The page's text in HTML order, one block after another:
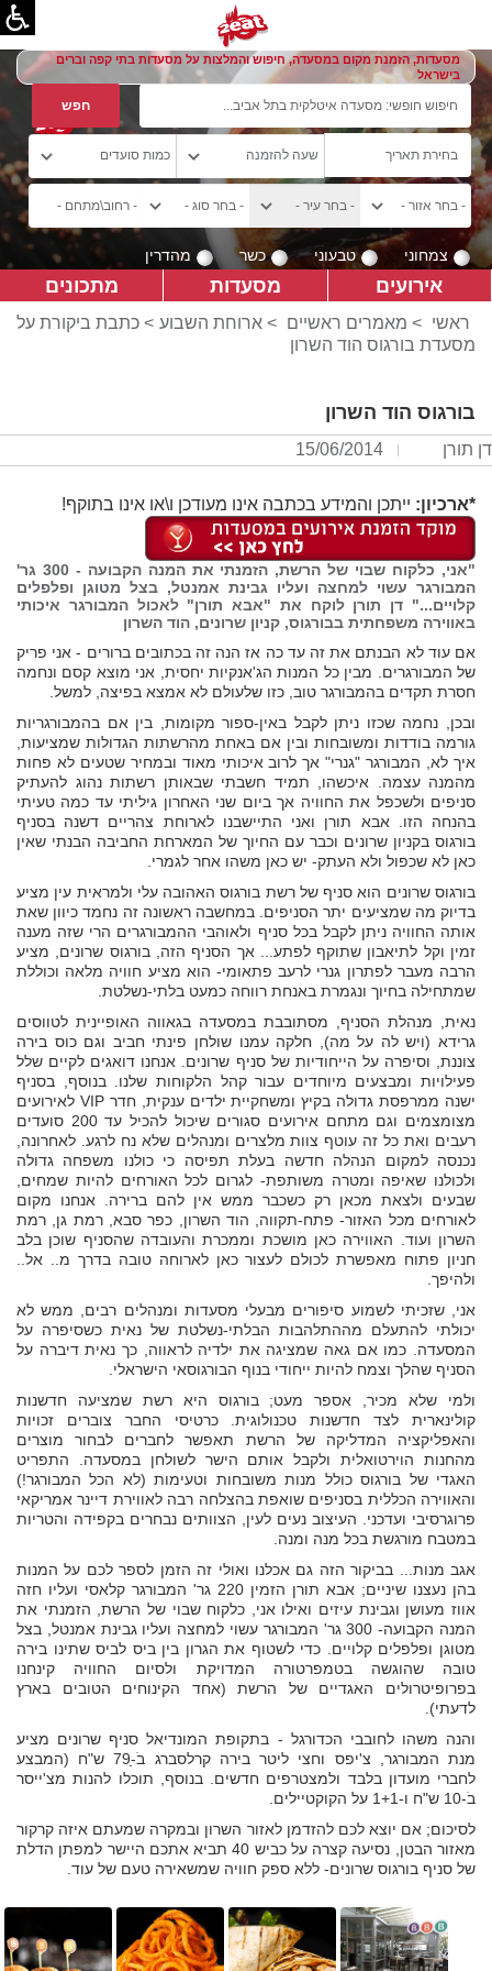
מסעדות, הזמנת מקום במסעדה, חיפוש והמלצות על מסעדות בתי קפה וברים
בישראל
צמחוני טבעוני כשר מהדרין
אירועים מסעדות מתכונים
ראשי > מאמרים ראשיים > ארוחת השבוע > כתבת ביקורת על
מסעדת בורגוס הוד השרון
בורגוס הוד השרון
דן תורן 15/06/2014
*ארכיון: ייתכן והמידע בכתבה אינו מעודכן ו\או אינו בתוקף!
"אני, כלקוח שבוי של הרשת, הזמנתי את המנה הקבועה - 300 גר'
המבורגר עשוי למחצה ועליו גבינת אמנטל, בצל מטוגן ופלפלים
קלויים..." דן תורן לוקח את "אבא תורן" לאכול המבורגר איכותי
באווירה משפחתית בבורגוס, קניון שרונים, הוד השרון
אם עוד לא הבנתם את זה עד כה אז הנה זה בכתובים ברורים - אני פריק
של המבורגרים. מבין כל המנות הג'אנקיות יחסית, אני מוצא קסם ונחמה
חסרת תקדים בהמבורגר טוב, כזו שלעולם לא אמצא בפיצה, למשל.
ובכן, נחמה שכזו ניתן לקבל באין-ספור מקומות, בין אם בהמבורגריות
גורמה בודדות ומשובחות ובין אם באחת מהרשתות הגדולות שמציעות,
איך לא, המבורגר "גנרי" אך לרוב איכותי מאוד ובמחיר שטעים לא פחות
מהמנה עצמה. איכשהו, תמיד חשבתי שבאותן רשתות נהוג להעתיק
סניפים ולשכפל את החוויה אך ביום שני האחרון גיליתי עד כמה טעיתי
בהנחה הזו. אבא תורן ואני התיישבנו לארוחת צהריים דשנה בסניף
בורגוס בקניון שרונים וכבר עם החיוך של המארחת החביבה הבנתי שאין
כאן לא שכפול ולא העתק- יש כאן משהו אחר לגמרי.
בורגוס שרונים הוא סניף של רשת בורגוס האהובה עלי ולמראית עין מציע
בדיוק מה שמציעים יתר הסניפים. במחשבה ראשונה זה נחמד כיוון שאת
אותה החוויה ניתן לקבל בכל סניף ולאוהבי ההמבורגרים הרי שזה מענה
זמין וקל לתיאבון שתוקף לפתע... אך הסניף הזה, בורגוס שרונים, מציע
הרבה מעבר לפתרון גנרי לרעב פתאומי- הוא מציע חוויה מלאה וכוללת
שמתחילה בחיוך ונגמרת באנחת רווחה כמעט בלתי-נשלטת.
נאית, מנהלת הסניף, מסתובבת במסעדה בגאווה האופיינית לטווסים
גרידא (ויש לה על מה), חלקה עמנו שולחן פינתי חביב וגם כוס בירה
צוננת, וסיפרה על הייחודיות של סניף שרונים. אנחנו דואגים לקיים שלל
פעילויות ומבצעים מיוחדים עבור קהל הלקוחות שלנו. בנוסף, בסניף
ישנה ממרפסת גדולה בקיץ ומשחקיית ילדים ענקית, חדר VIP לאירועים
מצומצמים וגם מתחם אירועים סגורים שיכול להכיל עד 200 סועדים
רעבים ואת כל זה עוטף צוות מלצרים ומנהלים שלא נח לרגע. לאחרונה,
נכנסה למקום הנהלה חדשה בעלת תפיסה כי כולנו משפחה גדולה
ולכולנו שאיפה ומטרה משותפת- לגרום לכל האורחים להיות שמחים,
שבעים ולצאת מכאן רק כשכבר ממש אין להם ברירה. אנחנו מקום
לאורחים מכל האזור- פתח-תקווה, הוד השרון, כפר סבא, רמת גן, רמת
השרון ועוד. האווירה כאן מושכת וממכרת והעובדה שהסניף שוכן בלב
חניון פתוח מאפשרת לכולם לעצור כאן לארוחה טובה בדרך מ.. אל..
ולהיפך.
אני, שזכיתי לשמוע סיפורים מבעלי מסעדות ומנהלים רבים, ממש לא
יכולתי להתעלם מההתלהבות הבלתי-נשלטת של נאית כשסיפרה על
המסעדה. כמו אם גאה שמציגה את ילדיה לראווה, כך נאית דיברה על
הסניף שהלך וצמח להיות ייחודי בנוף הבורגוסאי הישראלי.
ולמי שלא מכיר, אספר מעט; בורגוס היא רשת שמציעה חדשנות
קולינארית לצד חדשנות טכנולוגית. כרטיסי החבר צוברים זכויות
והאפליקציה המדליקה של הרשת תאפשר לחברים לבחור מוצרים
מהחנות הוירטואלית ולקבל אותם הישר לשולחן במסעדה. התפריט
האגדי של בורגוס כולל מנות משובחות וטעימות (לא הכל המבורגר!)
והאווירה הכללית בסניפים שואפת בהצלחה רבה לאווירת דיינר אמריקאי
פרוגרסיבי ועדכני. העיצוב נעים לעין, הצוותים נבחרים בקפידה והטריות
במטבח מורגשת בכל מנה ומנה.
אגב מנות... בביקור הזה גם אכלנו ואולי זה הזמן לספר לכם על המנות
בהן נעצנו שיניים; אבא תורן הזמין 220 גר' המבורגר קלאסי ועליו חזה
אווז מעושן וגבינת עיזים ואילו אני, כלקוח שבוי של הרשת, הזמנתי את
המנה הקבועה- 300 גר' המבורגר עשוי למחצה ועליו גבינת אמנטל, בצל
מטוגן ופלפלים קלויים. כדי לשטוף את הגרון בין ביס לביס שתינו בירה
טובה שהוגשה בטמפרטורה המדויקת ולסיום החוויה קינחנו
בפרופיטרולים האגדיים של הרשת (אחד הקינוחים הטובים בארץ
לדעתי).
והנה משהו לחובבי הכדורגל - בתקופת המונדיאל סניף שרונים מציע
מנת המבורגר, צ'יפס וחצי ליטר בירה קרלסברג בֹ-ַ79 ש"ח (המבצע
לחברי מועדון בלבד ולמצטרפים חדשים. בנוסף, תוכלו להנות מצ'ייסר
בֹ-10 ש"ח ו-1+1 על הקוקטיילים.
לסיכום; אם יוצא לכם להזדמן לאזור השרון ובמקרה שמעתם איזה קרקור
מאזור הבטן, נסיעה קצרה על כביש 40 תביא אתכם היישר למפתן הדלת
של סניף בורגוס שרונים- ללא ספק חוויה שמשאירה טעם של עוד.